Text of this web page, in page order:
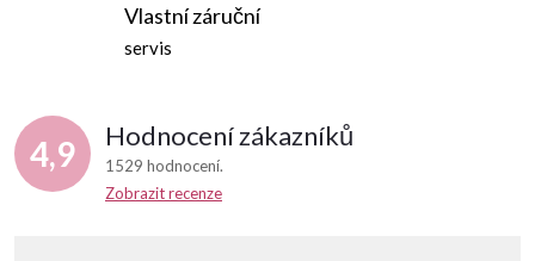
v
k
Vlastní záruční
servis
4,9 Hodnocení zákazníků
1529 hodnocení
Zobrazit recenze